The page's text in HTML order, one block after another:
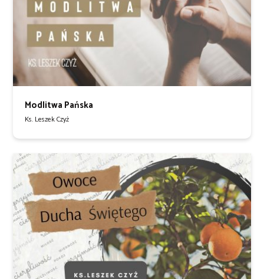
Modlitwa Pańska
Ks. Leszek Czyż